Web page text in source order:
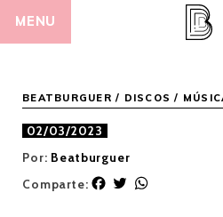
MENU
BEATBURGUER / DISCOS /
02/03/2023
Por: Beatburguer
Comparte:
F
T